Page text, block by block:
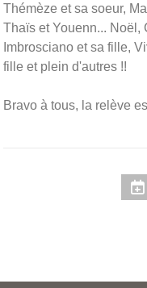
Thémèze et sa soeur,
Thaïs et Youenn... Noël,
Imbrosciano et sa fille,
fille et plein d'autres !!
Bravo à tous, la relève